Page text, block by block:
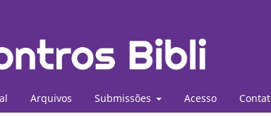
Arquivos Submissões Acesso